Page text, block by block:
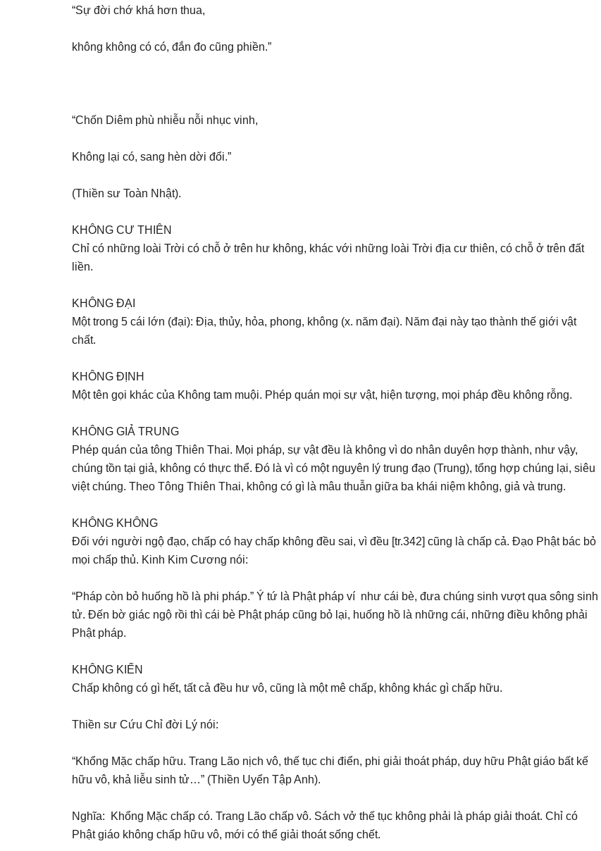
“Sự đời chớ khá hơn thua,
không không có có, đắn đo cũng phiền.”
“Chốn Diêm phù nhiễu nỗi nhục vinh,
Không lại có, sang hèn dời đổi.”
(Thiền sư Toàn Nhật).
KHÔNG CƯ THIÊN
Chỉ có những loài Trời có chỗ ở trên hư không, khác với những loài Trời địa cư thiên, có chỗ ở trên đất
liền.
KHÔNG ĐẠI
Một trong 5 cái lớn (đại): Địa, thủy, hỏa, phong, không (x. năm đại). Năm đại này tạo thành thế giới vật
chất.
KHÔNG ĐỊNH
Một tên gọi khác của Không tam muội. Phép quán mọi sự vật, hiện tượng, mọi pháp đều không rỗng.
KHÔNG GIẢ TRUNG
Phép quán của tông Thiên Thai. Mọi pháp, sự vật đều là không vì do nhân duyên hợp thành, như vậy,
chúng tồn tại giả, không có thực thể. Đó là vì có một nguyên lý trung đạo (Trung), tổng hợp chúng lại, siêu
việt chúng. Theo Tông Thiên Thai, không có gì là mâu thuẫn giữa ba khái niệm không, giả và trung.
KHÔNG KHÔNG
Đối với người ngộ đạo, chấp có hay chấp không đều sai, vì đều [tr.342] cũng là chấp cả. Đạo Phật bác bỏ
mọi chấp thủ. Kinh Kim Cương nói:
“Pháp còn bỏ huống hồ là phi pháp.” Ý tứ là Phật pháp ví như cái bè, đưa chúng sinh vượt qua sông sinh
tử. Đến bờ giác ngộ rồi thì cái bè Phật pháp cũng bỏ lại, huống hồ là những cái, những điều không phải
Phật pháp.
KHÔNG KIẾN
Chấp không có gì hết, tất cả đều hư vô, cũng là một mê chấp, không khác gì chấp hữu.
Thiền sư Cứu Chỉ đời Lý nói:
“Khổng Mặc chấp hữu. Trang Lão nịch vô, thế tục chi điển, phi giải thoát pháp, duy hữu Phật giáo bất kế
hữu vô, khả liễu sinh tử…” (Thiền Uyển Tập Anh).
Nghĩa: Khổng Mặc chấp có. Trang Lão chấp vô. Sách vở thế tục không phải là pháp giải thoát. Chỉ có
Phật giáo không chấp hữu vô, mới có thể giải thoát sống chết.